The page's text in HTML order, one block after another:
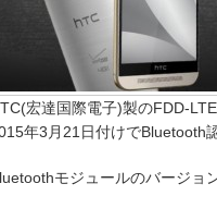
宏達国際電子)製のFDD-
年3月21日付けでBluetooth
モジュールのバージョ